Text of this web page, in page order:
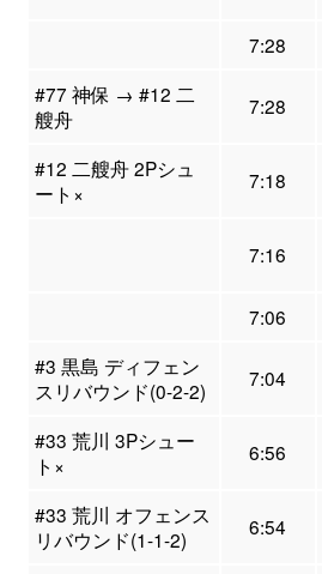
7:28
#77 神保 → #12 二
艘舟
7:28
#12 二艘舟 2Pシュ
ート×
7:18
7:16
7:06
#3 黒島 ディフェン
スリバウンド(0-2-2)
7:04
#33 荒川 3Pシュー
ト×
6:56
#33 荒川 オフェンス
リバウンド(1-1-2)
6:54